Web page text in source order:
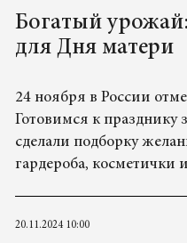
Богатый
для Дня матери
24 ноября в России
Готовимся к празднику
сделали подборку
гардероба, косметички
20.11.2024 10:00